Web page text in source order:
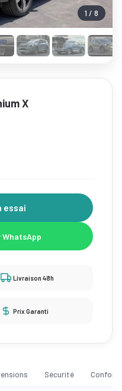
1 / 8
X
essai
Livraison 48h
Prix Garanti
Sécurité Confort